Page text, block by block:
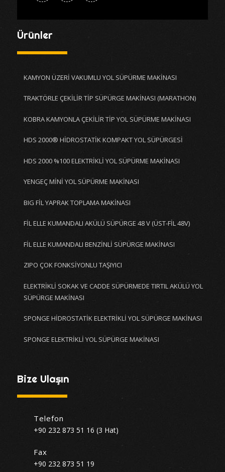
Ürünler
KAMYON ÜZERİ VAKUMLU YOL SÜPÜRME MAKİNASI
TRAKTÖRLE ÇEKİLİR TİP SÜPÜRGE MAKİNASI (MARATHON)
KOBRA KAMYONLA ÇEKİLİR TİP YOL SÜPÜRME MAKİNASI
HDS 2000® HİDROSTATİK KOMPAKT YOL SÜPÜRGESİ
HDS 2000 %100 ELEKTRİKLİ YOL SÜPÜRME MAKİNASI
YENGEÇ MİNİ YOL SÜPÜRME MAKİNASI
BIG FİL YAPRAK TOPLAMA MAKİNASI
FİL ELLE KUMANDALI AKÜLÜ SÜPÜRGE 48 V (ÜST-FİL 48V)
FİL ELLE KUMANDALI BENZİNLİ SÜPÜRGE MAKİNASI
ZIPO ÇOK FONKSİYONLU TAŞIYICI
ELEKTRİKLİ SOKAK VE CADDE SÜPÜRMEDE TIRTIL AKÜLÜ YOL
SÜPÜRGE MAKİNASI
SPONGE HİDROSTATİK ELEKTRİKLİ YOL SÜPÜRGE MAKİNASI
SPONGE ELEKTRİKLİ YOL SÜPÜRGE MAKİNASI
Bize Ulaşın
Telefon
+90 232 873 51 16 (3 Hat)
Fax
+90 232 873 51 19